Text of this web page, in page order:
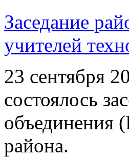
Заседание
учителей
23 сентября
состоялось
объединения
района.